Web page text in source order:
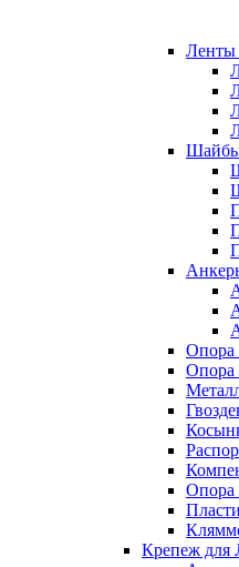
Ленты
Шайбы
Опора
Опора
Опора
Крепеж для